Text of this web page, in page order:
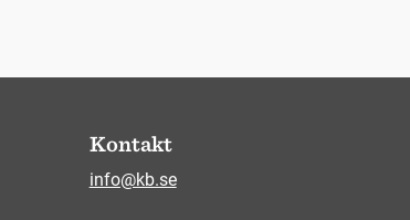
Kontakt
info@kb.se